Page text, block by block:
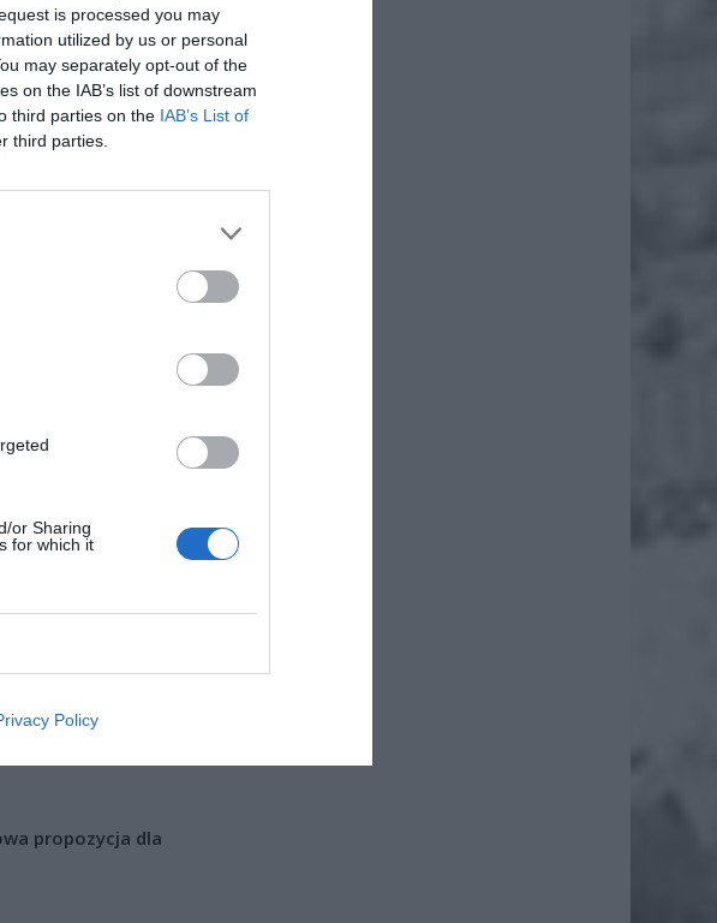
is processed you may
utilized by us or personal
may separately opt-out of the
on the IAB’s list of downstream
third parties on the IAB’s List of
third parties.
or Sharing
for which it
Policy
zabawki jak
zabawnych koszulek
radość i
i zerwał jej krzyż.
propozycja dla